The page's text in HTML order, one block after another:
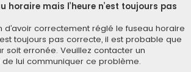
horaire mais l’heure n’est toujours pas
d’avoir correctement réglé le fuseau horaire
toujours pas correcte, il est probable que
soit erronée. Veuillez contacter un
lui communiquer ce problème.